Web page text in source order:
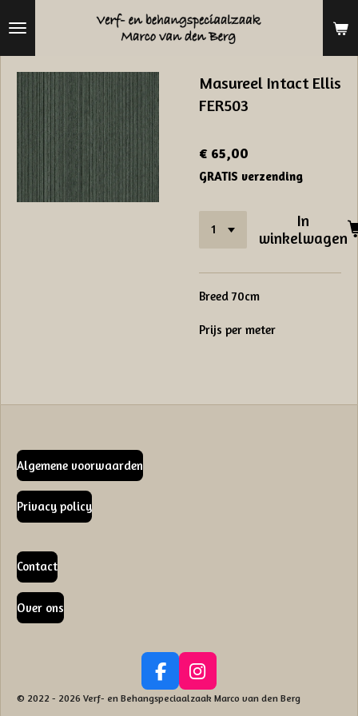
de
hoofdinhoud
Masureel Intact Ellis
FER503
€ 65,00
GRATIS verzending
In
winkelwagen
Breed 70cm
Prijs per meter
Algemene voorwaarden
Privacy policy
Contact
Over ons
F
a
I
n
© 2022 - 2026 Verf- en Behangspeciaalzaak Marco van den Berg